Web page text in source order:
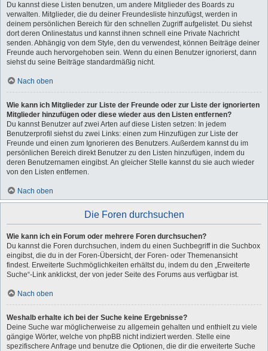
Du kannst diese Listen benutzen, um andere Mitglieder des Boards zu
verwalten. Mitglieder, die du deiner Freundesliste hinzufügst, werden in
deinem persönlichen Bereich für den schnellen Zugriff aufgelistet. Du siehst
dort deren Onlinestatus und kannst ihnen schnell eine Private Nachricht
senden. Abhängig von dem Style, den du verwendest, können Beiträge deiner
Freunde auch hervorgehoben sein. Wenn du einen Benutzer ignorierst, dann
siehst du seine Beiträge standardmäßig nicht.
Nach oben
Wie kann ich Mitglieder zur Liste der Freunde oder zur Liste der ignorierten
Mitglieder hinzufügen oder diese wieder aus den Listen entfernen?
Du kannst Benutzer auf zwei Arten auf diese Listen setzen: In jedem
Benutzerprofil siehst du zwei Links: einen zum Hinzufügen zur Liste der
Freunde und einen zum Ignorieren des Benutzers. Außerdem kannst du im
persönlichen Bereich direkt Benutzer zu den Listen hinzufügen, indem du
deren Benutzernamen eingibst. An gleicher Stelle kannst du sie auch wieder
von den Listen entfernen.
Nach oben
Die Foren durchsuchen
Wie kann ich ein Forum oder mehrere Foren durchsuchen?
Du kannst die Foren durchsuchen, indem du einen Suchbegriff in die Suchbox
eingibst, die du in der Foren-Übersicht, der Foren- oder Themenansicht
findest. Erweiterte Suchmöglichkeiten erhältst du, indem du den „Erweiterte
Suche“-Link anklickst, der von jeder Seite des Forums aus verfügbar ist.
Nach oben
Weshalb erhalte ich bei der Suche keine Ergebnisse?
Deine Suche war möglicherweise zu allgemein gehalten und enthielt zu viele
gängige Wörter, welche von phpBB nicht indiziert werden. Stelle eine
spezifischere Anfrage und benutze die Optionen, die dir die erweiterte Suche